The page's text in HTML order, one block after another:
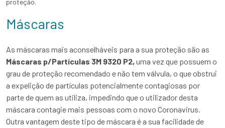
proteção.
Máscaras
As máscaras mais aconselháveis para a sua proteção são as
Máscaras p/Partículas 3M 9320 P2, uma vez que possuem o
grau de proteção recomendado e não tem válvula, o que obstrui
a expelição de partículas potencialmente contagiosas por
parte de quem as utiliza, impedindo que o utilizador desta
máscara contagie mais pessoas com o novo Coronavirus.
Outra vantagem deste tipo de máscara é a sua facilidade de